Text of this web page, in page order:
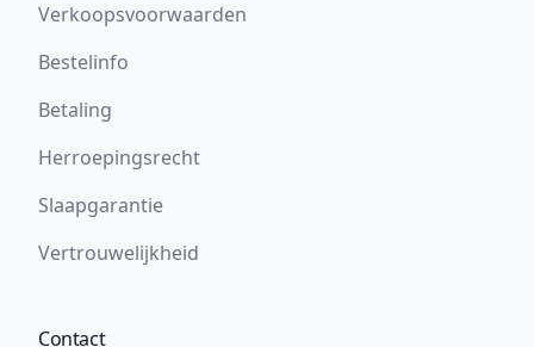
Verkoopsvoorwaarden
Bestelinfo
Betaling
Herroepingsrecht
Slaapgarantie
Vertrouwelijkheid
Contact